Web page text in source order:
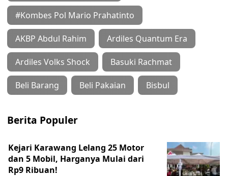
#Kombes Pol Mario Prahatinto
AKBP Abdul Rahim Ardiles Quantum Era
Ardiles Volks Shock Basuki Rachmat
Beli Barang Beli Pakaian Bisbul
Berita Populer
Kejari Karawang Lelang 25 Motor
dan 5 Mobil, Harganya Mulai dari
Rp9 Ribuan!